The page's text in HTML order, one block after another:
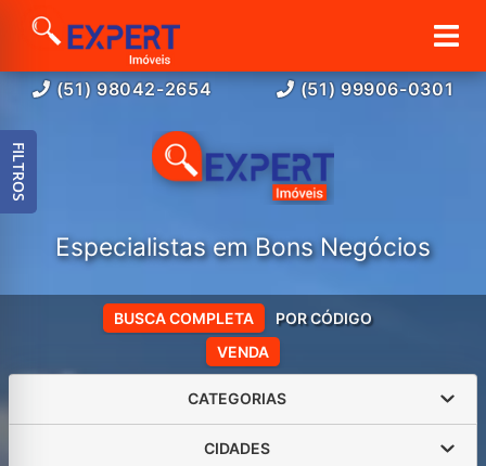
(51) 98042-2654 (51) 99906-0301
Especialistas em Bons Negócios
VENDA
BUSCA COMPLETA POR CÓDIGO
CATEGORIAS
CIDADES
FILTROS